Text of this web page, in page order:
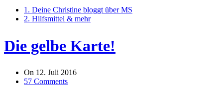
1. Deine Christine bloggt über MS
2. Hilfsmittel & mehr
Die gelbe Karte!
On 12. Juli 2016
57 Comments